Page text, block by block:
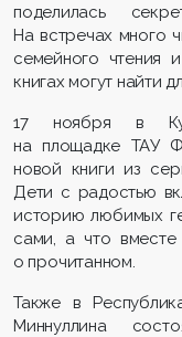
поделилась
На встречах много
семейного чтения
книгах могут найти
17 ноября в
на площадке ТАУ
новой книги из
Дети с радостью
историю любимых
сами, а что вместе
о прочитанном.
Также в
Миннуллина